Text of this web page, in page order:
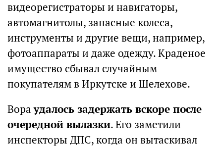
видеорегистраторы и навигаторы,
автомагнитолы, запасные колеса,
инструменты и другие вещи, например,
фотоаппараты и даже одежду. Краденое
имущество сбывал случайным
покупателям в Иркутске и Шелехове.
Вораудалось задержать вскоре после
очередной вылазки. Его заметили
инспекторы ДПС, когда он вытаскивал